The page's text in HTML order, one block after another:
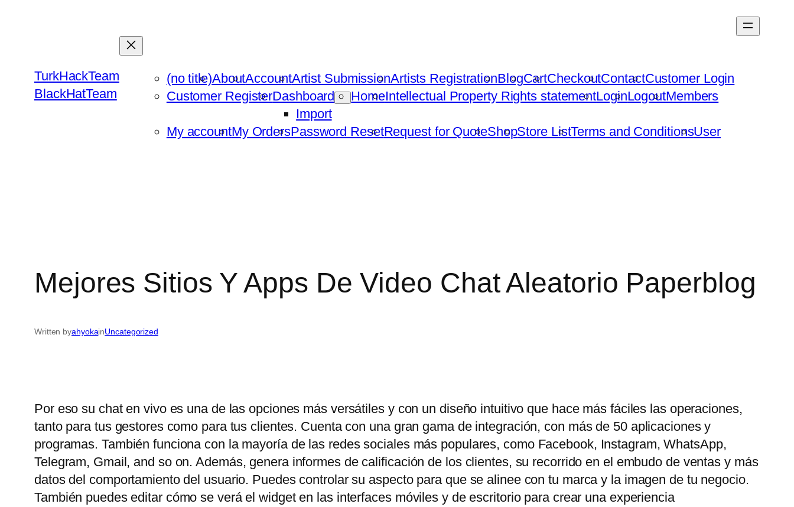
TurkHackTeam
BlackHatTeam
(no title)AboutAccountArtist SubmissionArtists RegistrationBlogCartCheckoutContactCustomer Login
Customer RegisterDashboard
Import
HomeIntellectual Property Rights statementLoginLogoutMembers
My accountMy OrdersPassword ResetRequest for QuoteShopStore ListTerms and ConditionsUser
Mejores Sitios Y Apps De Video Chat Aleatorio Paperblog
Written byahyokainUncategorized
Por eso su chat en vivo es una de las opciones más versátiles y con un diseño intuitivo que hace más fáciles las operaciones,
tanto para tus gestores como para tus clientes. Cuenta con una gran gama de integración, con más de 50 aplicaciones y
programas. También funciona con la mayoría de las redes sociales más populares, como Facebook, Instagram, WhatsApp,
Telegram, Gmail, and so on. Además, genera informes de calificación de los clientes, su recorrido en el embudo de ventas y más
datos del comportamiento del usuario. Puedes controlar su aspecto para que se alinee con tu marca y la imagen de tu negocio.
También puedes editar cómo se verá el widget en las interfaces móviles y de escritorio para crear una experiencia